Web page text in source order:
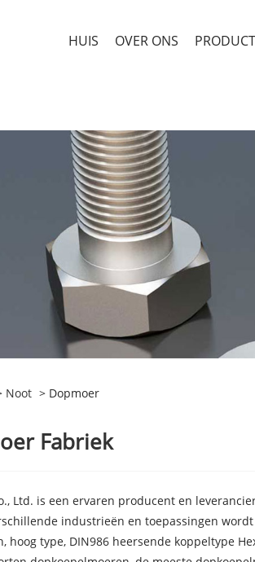
HUIS OVER ONS
Noot > Dopmoer
Fabriek
Ltd. is een ervaren producent en
industrieën en toepassingen
hoog type, DIN986 heersende koppeltype